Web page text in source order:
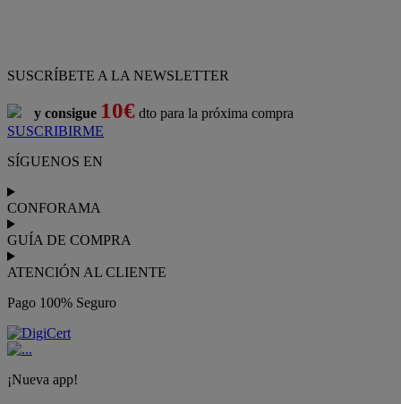
SUSCRÍBETE A LA NEWSLETTER
y consigue 10€ dto para la próxima compra
SUSCRIBIRME
SÍGUENOS EN
CONFORAMA
GUÍA DE COMPRA
ATENCIÓN AL CLIENTE
Pago 100% Seguro
¡Nueva app!